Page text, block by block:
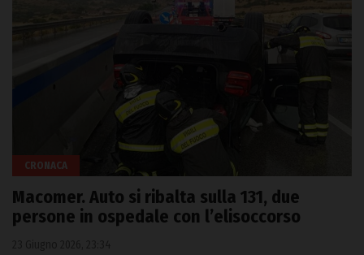
CRONACA
Macomer. Auto si ribalta sulla 131, due
persone in ospedale con l’elisoccorso